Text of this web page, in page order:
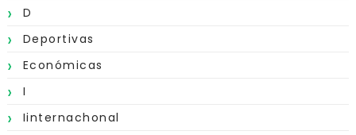
D
Deportivas
Económicas
I
Iinternachonal